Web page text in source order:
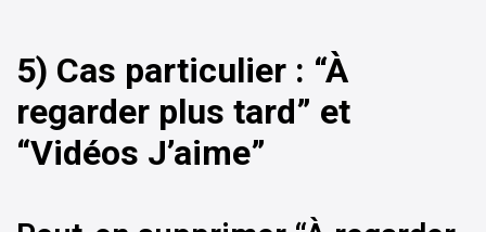
5) Cas particulier : “À
regarder plus tard” et
“Vidéos J’aime”